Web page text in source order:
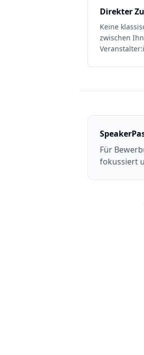
Direkter
Keine
zwischen
Für
fokussiert